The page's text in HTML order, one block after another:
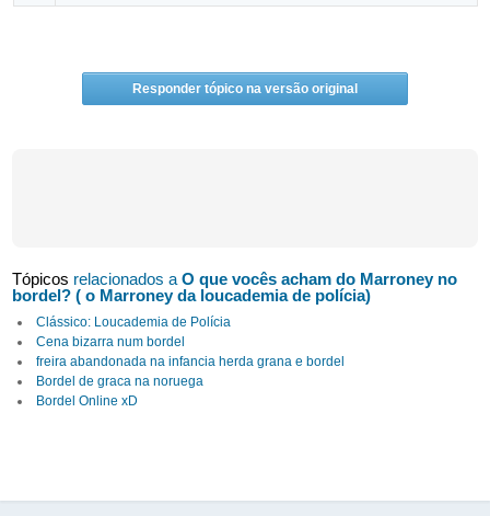
Responder tópico na versão original
Tópicos relacionados aO que vocês acham do Marroney no
bordel? ( o Marroney da loucademia de polícia)
Clássico: Loucademia de Polícia
Cena bizarra num bordel
freira abandonada na infancia herda grana e bordel
Bordel de graca na noruega
Bordel Online xD